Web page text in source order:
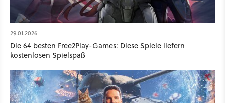
29.01.2026
Die 64 besten Free2Play-Games: Diese Spiele liefern
kostenlosen Spielspaß